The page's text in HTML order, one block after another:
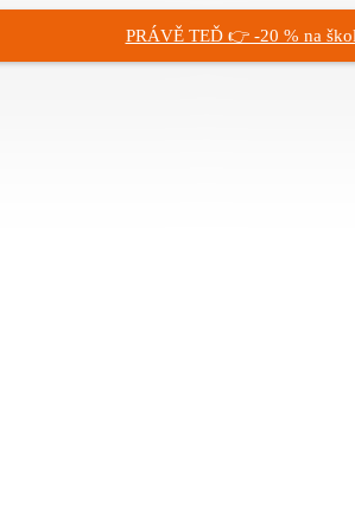
PRÁVĚ TEĎ 👉 -20 % na